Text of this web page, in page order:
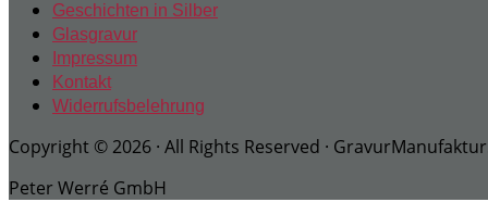
Geschichten in Silber
Glasgravur
Impressum
Kontakt
Widerrufsbelehrung
Copyright © 2026 · All Rights Reserved ·
Peter Werré GmbH